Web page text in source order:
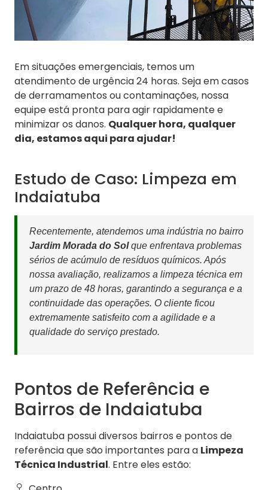
Em situações emergenciais, temos um
atendimento de urgência 24 horas. Seja em casos
de derramamentos ou contaminações, nossa
equipe está pronta para agir rapidamente e
minimizar os danos. Qualquer hora, qualquer
dia, estamos aqui para ajudar!
Estudo de Caso: Limpeza em
Indaiatuba
Recentemente, atendemos uma indústria no bairro
Jardim Morada do Solque enfrentava problemas
sérios de acúmulo de resíduos químicos. Após
nossa avaliação, realizamos a limpeza técnica em
um prazo de 48 horas, garantindo a segurança e a
continuidade das operações. O cliente ficou
extremamente satisfeito com a agilidade e a
qualidade do serviço prestado.
Pontos de Referência e
Bairros de Indaiatuba
Indaiatuba possui diversos bairros e pontos de
referência que são importantes para a Limpeza
Técnica Industrial. Entre eles estão: